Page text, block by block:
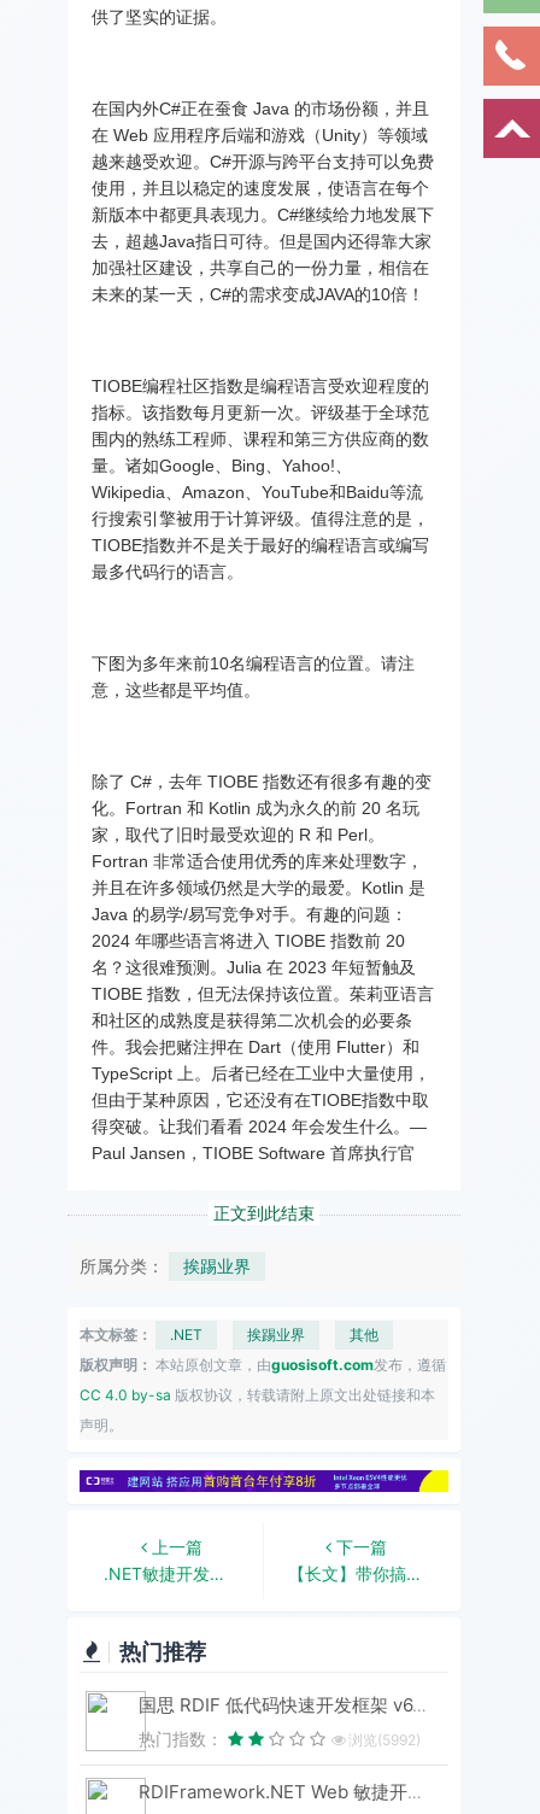
供了坚实的证据。
在国内外C#正在蚕食 Java 的市场份额，并且
在 Web 应用程序后端和游戏（Unity）等领域
越来越受欢迎。C#开源与跨平台支持可以免费
使用，并且以稳定的速度发展，使语言在每个
新版本中都更具表现力。C#继续给力地发展下
去，超越Java指日可待。但是国内还得靠大家
加强社区建设，共享自己的一份力量，相信在
未来的某一天，C#的需求变成JAVA的10倍！
TIOBE编程社区指数是编程语言受欢迎程度的
指标。该指数每月更新一次。评级基于全球范
围内的熟练工程师、课程和第三方供应商的数
量。诸如Google、Bing、Yahoo!、
Wikipedia、Amazon、YouTube和Baidu等流
行搜索引擎被用于计算评级。值得注意的是，
TIOBE指数并不是关于最好的编程语言或编写
最多代码行的语言。
下图为多年来前10名编程语言的位置。请注
意，这些都是平均值。
除了 C#，去年 TIOBE 指数还有很多有趣的变
化。Fortran 和 Kotlin 成为永久的前 20 名玩
家，取代了旧时最受欢迎的 R 和 Perl。
Fortran 非常适合使用优秀的库来处理数字，
并且在许多领域仍然是大学的最爱。Kotlin 是
Java 的易学/易写竞争对手。有趣的问题：
2024 年哪些语言将进入 TIOBE 指数前 20
名？这很难预测。Julia 在 2023 年短暂触及
TIOBE 指数，但无法保持该位置。茱莉亚语言
和社区的成熟度是获得第二次机会的必要条
件。我会把赌注押在 Dart（使用 Flutter）和
TypeScript 上。后者已经在工业中大量使用，
但由于某种原因，它还没有在TIOBE指数中取
得突破。让我们看看 2024 年会发生什么。—
Paul Jansen，TIOBE Software 首席执行官
正文到此结束
所属分类： 挨踢业界
本文标签： .NET 挨踢业界
其他
版权声明： 本站原创文章，由guosisoft.com发布，遵循
CC 4.0 by-sa 版权协议，转载请附上原文出处链接和本
声明。
上一篇
.NET敏捷开发框架-RDIFramework.NET V6.0发布
下一篇
【长文】带你搞明白Redis
热门推荐
国思 RDIF 低代码快速开发框架 v6.3 版本重磅发布！性能与体验双飞跃
热门指数：
浏览(5992)
RDIFramework.NET Web 敏捷开发框架 V6.3 发布 (.NET8+、Framework 双引擎)